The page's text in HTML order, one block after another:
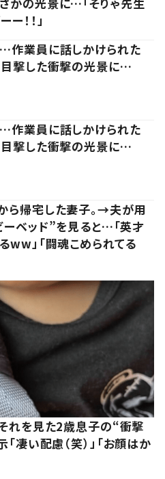
！！」
作業員に話しかけられた
目撃した衝撃の光景に…
作業員に話しかけられた
目撃した衝撃の光景に…
ら帰宅した妻子。→夫が用
ベッド”を見ると…「英才
ww」「闘魂こめられてる
れを見た2歳息子の“衝撃
い配慮（笑）」「お顔はか